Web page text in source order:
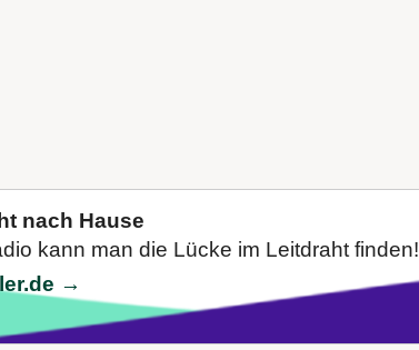
nach Hause
kann man die Lücke im Leitdraht finden!
→